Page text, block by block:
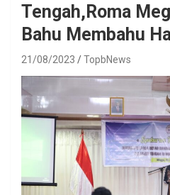
Tengah,Roma
Bahu Membahu
21/08/2023 TopbNews